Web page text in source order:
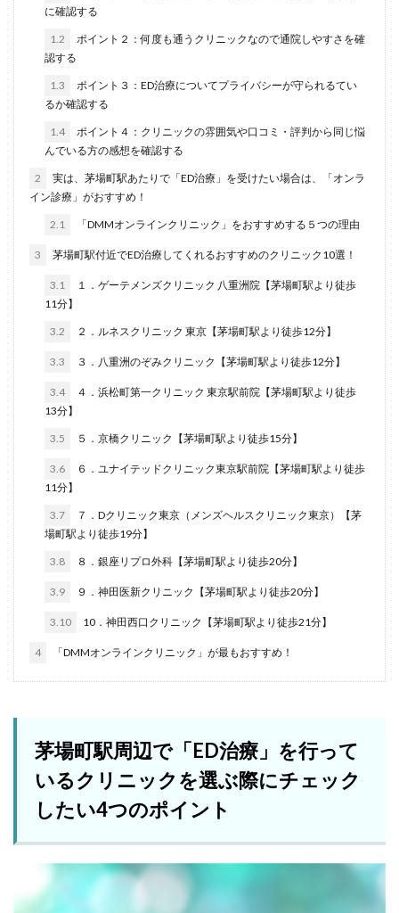
に確認する
1.2
ポイント２：何度も通うクリニックなので通院しやすさを確
認する
1.3
ポイント３：ED治療についてプライバシーが守られるてい
るか確認する
1.4
ポイント４：クリニックの雰囲気や口コミ・評判から同じ悩
んでいる方の感想を確認する
2
実は、茅場町駅あたりで「ED治療」を受けたい場合は、「オンラ
イン診療」がおすすめ！
2.1 「DMMオンラインクリニック」をおすすめする５つの理由
3 茅場町駅付近でED治療してくれるおすすめのクリニック10選！
3.1
１．ゲーテメンズクリニック 八重洲院【茅場町駅より徒歩
11分】
3.2 ２．ルネスクリニック 東京【茅場町駅より徒歩12分】
3.3 ３．八重洲のぞみクリニック【茅場町駅より徒歩12分】
3.4
４．浜松町第一クリニック 東京駅前院【茅場町駅より徒歩
13分】
3.5 ５．京橋クリニック【茅場町駅より徒歩15分】
3.6
６．ユナイテッドクリニック東京駅前院【茅場町駅より徒歩
11分】
3.7
７．Dクリニック東京（メンズヘルスクリニック東京）【茅
場町駅より徒歩19分】
3.8 ８．銀座リプロ外科【茅場町駅より徒歩20分】
3.9 ９．神田医新クリニック【茅場町駅より徒歩20分】
3.10 10．神田西口クリニック【茅場町駅より徒歩21分】
4 「DMMオンラインクリニック」が最もおすすめ！
茅場町駅周辺で「ED治療」を行って
いるクリニックを選ぶ際にチェック
したい4つのポイント